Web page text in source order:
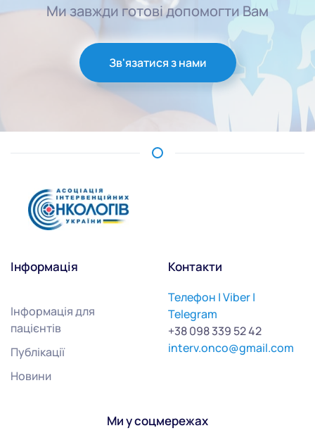
Ми завжди готові допомогти Вам
Зв'язатися з нами
Інформація
Інформація для
пацієнтів
Публікації
Новини
Контакти
Телефон | Viber |
Telegram
+38 098 339 52 42
interv.onco@gmail.com
Ми у соцмережах